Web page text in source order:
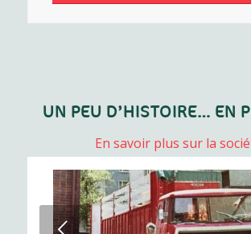
UN PEU D’HISTOIRE… EN
En savoir plus sur la